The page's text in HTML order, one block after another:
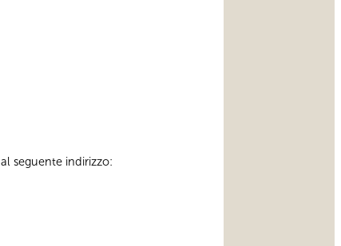
al seguente indirizzo: